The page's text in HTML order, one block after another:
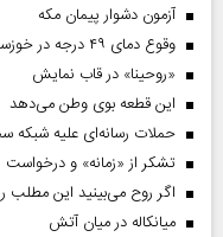
آزمون دشوار پیمان مکه
وقوع دمای ۴۹ درجه در خوزستان
«روحینا» در قاب نمایش
این قطعه بوی وطن می‌دهد
حملات رسانه‌ای علیه شبکه
تشکر از «زمانه» و
اگر روح می‌بینید این مطلب
میانکاله در میان آتش